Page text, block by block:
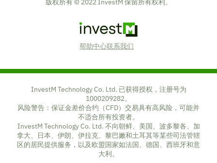
Logo
帮助中心联系我们
版权所有 © 2022 InvestM 保留所有权利。
InvestM Technology Co. Ltd. 已获得授权，注册号为
1000209282。
风险警告：保证金差价合约（CFD）交易具有高风险，可能并
不适合所有投资者。
InvestM Technology Co. Ltd. 不向朝鲜、美国、波多黎各、加
拿大、日本、伊朗、伊拉克、黎巴嫩和土耳其等某些司法管辖
区的居民提供服务，以及欧盟国家如法国、德国、西班牙和意
大利。